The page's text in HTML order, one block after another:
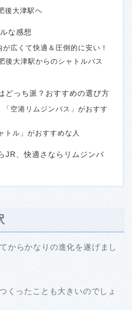
後大津駅へ
な感想
が広くて快適＆圧倒的に安い！
後大津駅からのシャトルバス
どっち派？おすすめの選び方
「空港リムジンバス」がおすす
トル」がおすすめな人
JR、快適さならリムジンバ
からかなりの進化を遂げまし
くったことも大きいのでしょ